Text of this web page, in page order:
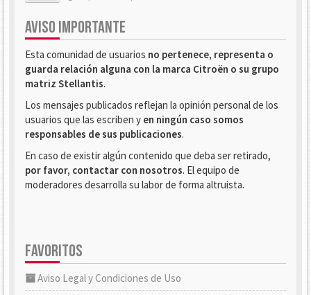
AVISO IMPORTANTE
Esta comunidad de usuarios no pertenece, representa o
guarda relación alguna con la marca Citroën o su grupo
matriz Stellantis.
Los mensajes publicados reflejan la opinión personal de los
usuarios que las escriben y en ningún caso somos
responsables de sus publicaciones.
En caso de existir algún contenido que deba ser retirado,
por favor, contactar con nosotros. El equipo de
moderadores desarrolla su labor de forma altruista.
FAVORITOS
Aviso Legal y Condiciones de Uso